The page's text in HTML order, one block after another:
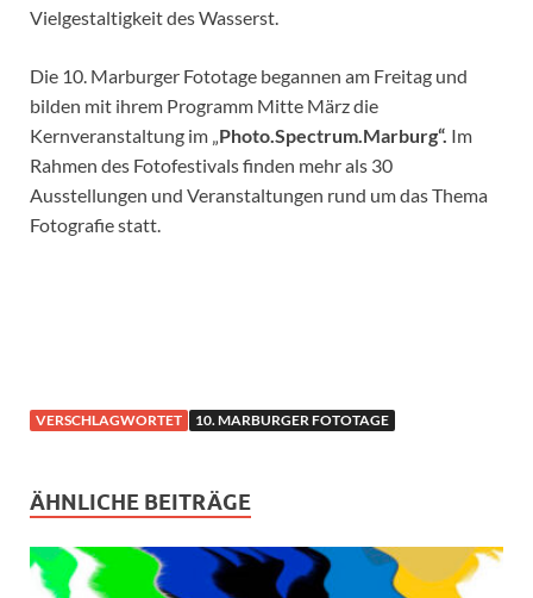
Vielgestaltigkeit des Wasserst.
Die 10. Marburger Fototage begannen am Freitag und
bilden mit ihrem Programm Mitte März die
Kernveranstaltung im „ Photo.Spectrum.Marburg“. Im
Rahmen des Fotofestivals finden mehr als 30
Ausstellungen und Veranstaltungen rund um das Thema
Fotografie statt.
VERSCHLAGWORTET 10. MARBURGER FOTOTAGE
ÄHNLICHE BEITRÄGE